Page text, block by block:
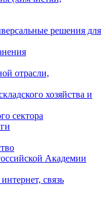
решения для
отрасли,
хозяйства и
сектора
Академии
связь